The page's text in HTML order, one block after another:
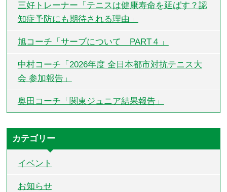
三好トレーナー「テニスは健康寿命を延ばす？認
知症予防にも期待される理由」
旭コーチ「サーブについて PART４」
中村コーチ「2026年度 全日本都市対抗テニス大
会 参加報告」
奥田コーチ「関東ジュニア結果報告」
カテゴリー
イベント
お知らせ